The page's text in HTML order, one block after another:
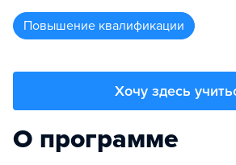
повышение квалификации
Хочу здесь
О программе